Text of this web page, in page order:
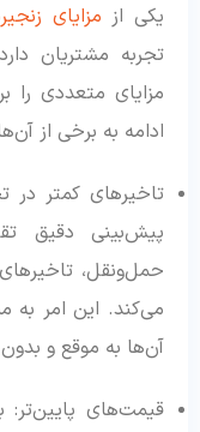
یکی از مزایای
تجربه مشتریان
مزایای متعددی را
ادامه به برخی از
تاخیرهای کمتر در
پیش‌بینی دقیق
حمل‌ونقل،
می‌کند. این امر به
آن‌ها به موقع و
قیمت‌های پایین‌تر: